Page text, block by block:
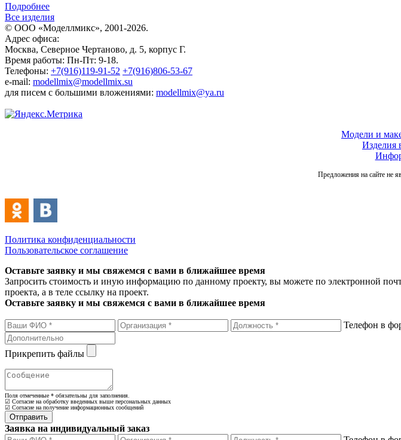
Подробнее
Все изделия
© ООО «Моделлмикс», 2001-2026.
Адрес офиса:
Москва, Северное Чертаново, д. 5, корпус Г.
Время работы: Пн-Пт: 9-18.
Телефоны: +7(916)119-91-52 +7(916)806-53-67
e-mail: modellmix@modellmix.su
для писем с большими вложениями: modellmix@ya.ru
Модели и
Изделия
Предложения на сайте не
Политика конфиденциальности
Пользовательское соглашение
Оставьте заявку и мы свяжемся с вами в ближайшее время
Запросить стоимость и иную информацию по данному проекту, вы можете по электронной
проекта, а в теле ссылку на проект.
Оставьте заявку и мы свяжемся с вами в ближайшее время
Телефон в
Прикрепить файлы
Поля отмеченные * обязательны для заполнения.
☑ Согласие на обработку введенных выше персональных данных
☑ Согласие на получение информационных сообщений
Заявка на индивидуальный заказ